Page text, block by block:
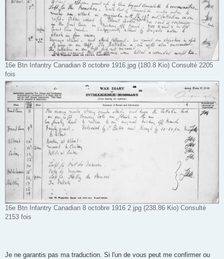
16e Btn Infantry Canadian 8 octobre 1916.jpg (180.8 Kio) Consulté 2205
fois
16e Btn Infantry Canadian 8 octobre 1916 2.jpg (238.86 Kio) Consulté
2153 fois
Je ne garantis pas ma traduction. Si l'un de vous peut me confirmer ou